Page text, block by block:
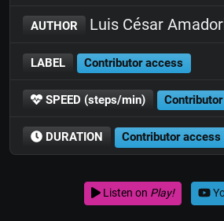
AUTHOR Luis César
LABEL Contributor access
SPEED (steps/min)
DURATION Contributor access
Listen on Play!